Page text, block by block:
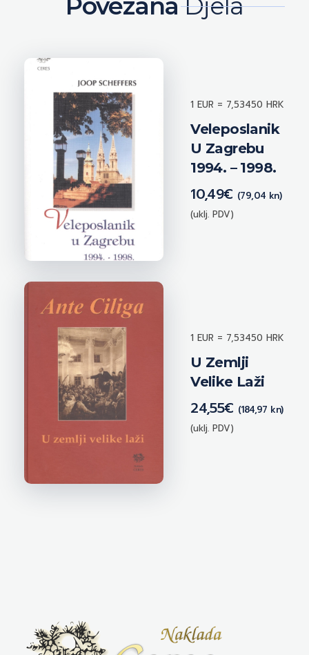
Veleposlanik
U Zagrebu
1994. – 1998.
10,49€ (79,04 kn)
(uklj. PDV)
1 EUR = 7,53450 HRK
U Zemlji
Velike Laži
24,55€ (184,97 kn)
(uklj. PDV)
1 EUR = 7,53450 HRK